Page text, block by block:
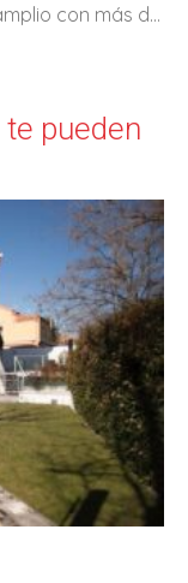
Parking amplio con más de un piso
pueden